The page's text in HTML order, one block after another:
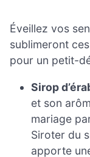
Éveillez vos
sublimeront
pour un petit-
Sirop
et son
mariage
Siroter du
apporte